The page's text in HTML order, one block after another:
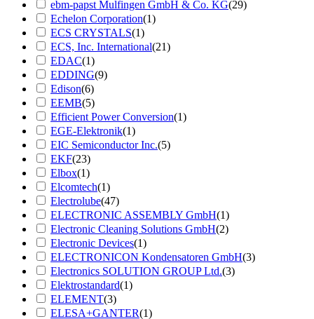
ebm-papst Mulfingen GmbH & Co. KG(29)
Echelon Corporation(1)
ECS CRYSTALS(1)
ECS, Inc. International(21)
EDAC(1)
EDDING(9)
Edison(6)
EEMB(5)
Efficient Power Conversion(1)
EGE-Elektronik(1)
EIC Semiconductor Inc.(5)
EKF(23)
Elbox(1)
Elcomtech(1)
Electrolube(47)
ELECTRONIC ASSEMBLY GmbH(1)
Electronic Cleaning Solutions GmbH(2)
Electronic Devices(1)
ELECTRONICON Kondensatoren GmbH(3)
Electronics SOLUTION GROUP Ltd.(3)
Elektrostandard(1)
ELEMENT(3)
ELESA+GANTER(1)